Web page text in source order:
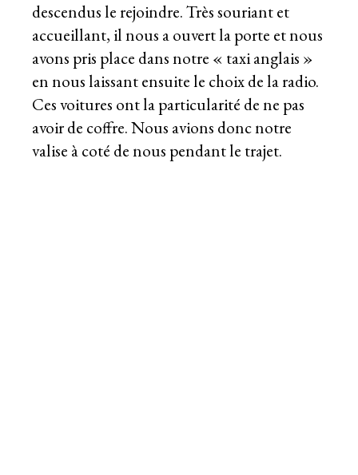
descendus le rejoindre. Très souriant et
accueillant, il nous a ouvert la porte et nous
avons pris place dans notre « taxi anglais »
en nous laissant ensuite le choix de la radio.
Ces voitures ont la particularité de ne pas
avoir de coffre. Nous avions donc notre
valise à coté de nous pendant le trajet.